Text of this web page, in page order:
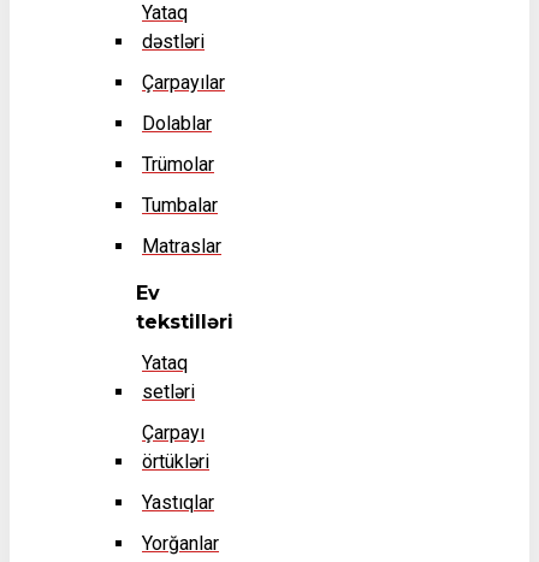
Yataq
dəstləri
Çarpayılar
Dolablar
Trümolar
Tumbalar
Matraslar
Ev
tekstilləri
Yataq
setləri
Çarpayı
örtükləri
Yastıqlar
Yorğanlar